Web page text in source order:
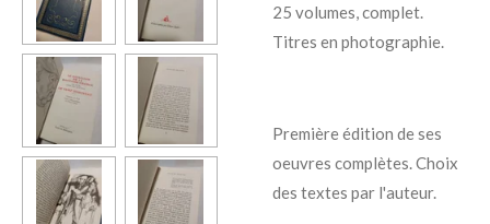
25 volumes, complet.
Titres en photographie.
Première édition de ses
oeuvres complètes. Choix
des textes par l'auteur.